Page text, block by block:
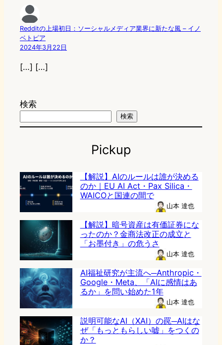
Redditの上場初日：ソーシャルメディア業界に新たな風 – イノ
ベトピア
2024年3月22日
[…] […]
検索
検索
Pickup
【解説】AIのルールは誰が決める
のか｜EU AI Act・Pax Silica・
WAICOと国連の間で
山本 達也
【解説】暗号資産は有価証券にな
ったのか？金商法改正の成立と
「お墨付き」の危うさ
山本 達也
AI福祉研究が主流へ─Anthropic・
Google・Meta、「AIに感情はあ
るか」を問い始めた1年
山本 達也
説明可能なAI（XAI）の罠─AIはな
ぜ「もっともらしい嘘」をつくの
か？